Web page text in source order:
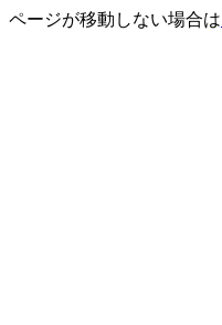
ページが移動しない場合は